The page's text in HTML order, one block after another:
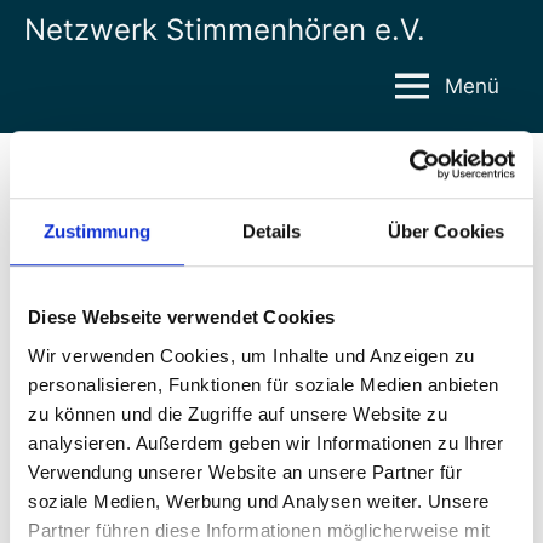
Zustimmung Details Über Cookies
Diese Webseite verwendet Cookies
Wir verwenden Cookies, um Inhalte und Anzeigen zu
personalisieren, Funktionen für soziale Medien anbieten
zu können und die Zugriffe auf unsere Website zu
analysieren. Außerdem geben wir Informationen zu Ihrer
Verwendung unserer Website an unsere Partner für
soziale Medien, Werbung und Analysen weiter. Unsere
Partner führen diese Informationen möglicherweise mit
ZumNetzwerk Stimmenhören e.V.
Menü
Wie funktioniert Selbst-Hilfe?
In einer Selbsthilfe-Gruppe treffen sich
Menschen mit ähnlichen Problemen.
In der Selbsthilfe-Gruppe können Menschen
miteinander
über ihre Probleme reden.
Mitglieder der Selbsthilfe-Gruppe